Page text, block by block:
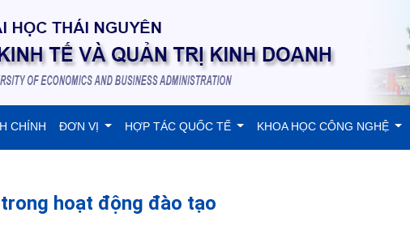
CHÍNH ĐƠN VỊ HỢP TÁC QUỐC TẾ KHOA HỌC CÔNG NGHỆ
hoạt động đào tạo